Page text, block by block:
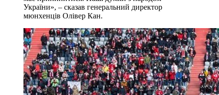
України», – сказав генеральний директор
мюнхенців Олівер Кан.